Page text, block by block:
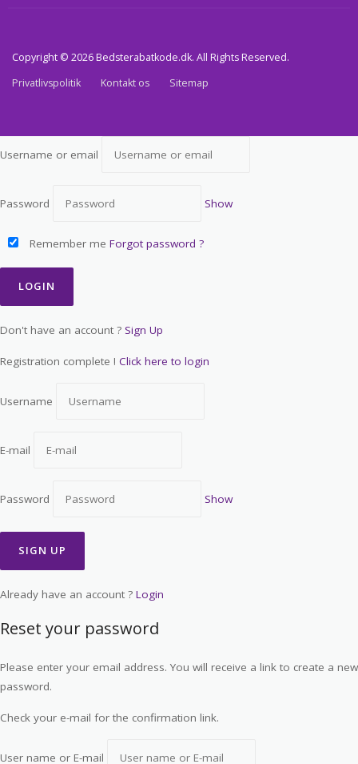
Copyright © 2026 Bedsterabatkode.dk. All Rights Reserved.
Privatlivspolitik
Kontakt os Sitemap
Username or email
Password Show
Remember me Forgot password ?
Don't have an account ? Sign Up
Registration complete ! Click here to login
Username
E-mail
Password Show
Already have an account ? Login
Reset your password
Please enter your email address. You will receive a link to create a new
password.
Check your e-mail for the confirmation link.
User name or E-mail